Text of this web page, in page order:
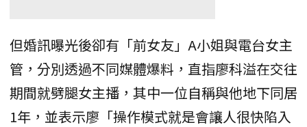
但婚訊曝光後卻有「前女友」A小姐與電台女主
管，分別透過不同媒體爆料，直指廖科溢在交往
期間就劈腿女主播，其中一位自稱與他地下同居
1年，並表示廖「操作模式就是會讓人很快陷入